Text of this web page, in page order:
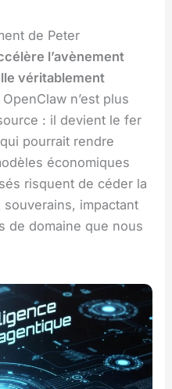
de Peter
l’avènement
véritablement
n’est plus
: il devient le fer
pourrait rendre
économiques
risquent de céder la
impactant
de domaine que nous